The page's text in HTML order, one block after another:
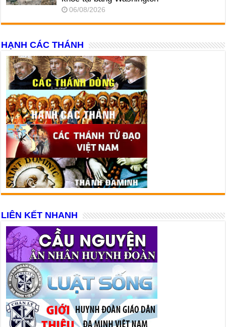
06/08/2026
HẠNH CÁC THÁNH
LIÊN KẾT NHANH